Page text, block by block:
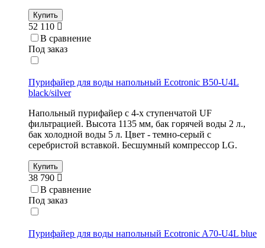
Купить
52 110
В сравнение
Под заказ
Пурифайер для воды напольный Ecotronic B50-U4L
black/silver
Напольный пурифайер с 4-х ступенчатой UF
фильтрацией. Высота 1135 мм, бак горячей воды 2 л.,
бак холодной воды 5 л. Цвет - темно-серый с
серебристой вставкой. Бесшумный компрессор LG.
Купить
38 790
В сравнение
Под заказ
Пурифайер для воды напольный Ecotronic A70-U4L blue